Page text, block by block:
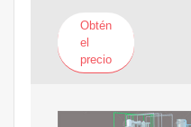
Obtén
el
precio